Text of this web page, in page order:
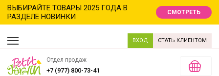
ВЫБИРАЙТЕ ТОВАРЫ 2025 ГОДА В
РАЗДЕЛЕ НОВИНКИ
СМОТРЕТЬ
ВХОД СТАТЬ КЛИЕНТОМ
Отдел продаж
+7 (977) 800-73-41